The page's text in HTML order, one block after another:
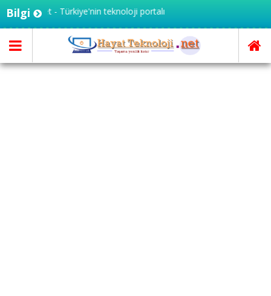
Bilgi - Türkiye'nin teknoloji portalı